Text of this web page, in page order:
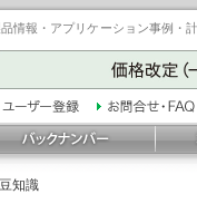
情報・アプリケーション事例
知識